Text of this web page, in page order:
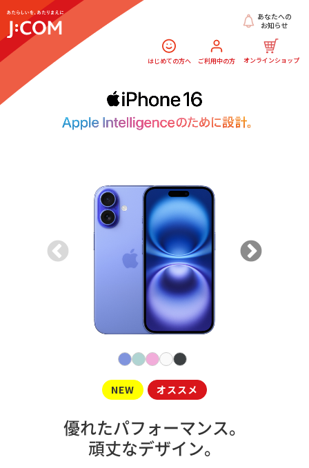
はじめての方へ ご利用中の方 オンラインショップ
あなたへの
お知らせ
NEW オススメ
優れたパフォーマンス。
頑丈なデザイン。